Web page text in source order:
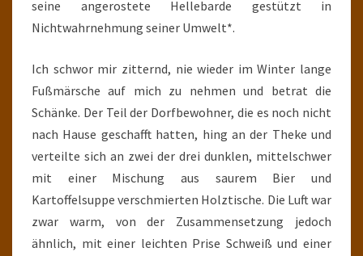
seine angerostete Hellebarde gestützt in
Nichtwahrnehmung seiner Umwelt*.
Ich schwor mir zitternd, nie wieder im Winter lange
Fußmärsche auf mich zu nehmen und betrat die
Schänke. Der Teil der Dorfbewohner, die es noch nicht
nach Hause geschafft hatten, hing an der Theke und
verteilte sich an zwei der drei dunklen, mittelschwer
mit einer Mischung aus saurem Bier und
Kartoffelsuppe verschmierten Holztische. Die Luft war
zwar warm, von der Zusammensetzung jedoch
ähnlich, mit einer leichten Prise Schweiß und einer